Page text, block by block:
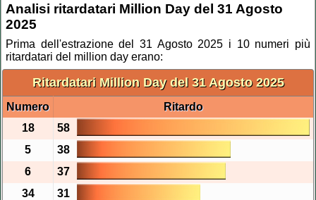
Analisi ritardatari Million Day del 31 Agosto
2025
Prima dell'estrazione del 31 Agosto 2025 i 10 numeri più
ritardatari del million day erano:
Ritardatari Million Day del 31 Agosto 2025
Numero
Ritardo
18
58
5
38
6
37
34
31